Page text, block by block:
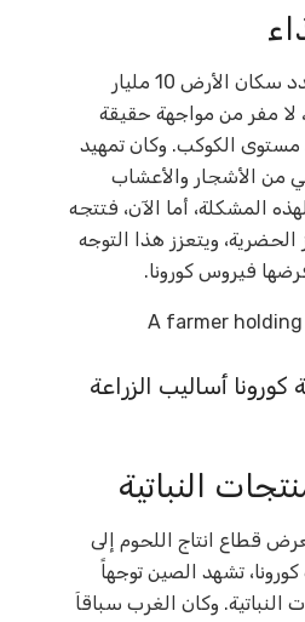
في ظل توقعات ببلوغ عدد سكان الأرض 10 مليار
نسمة بحلول عام 2050، لا مفر من مواجهة حقيقة
مستوى الكوكب. وكان تمهيد
من الأشجار والأعشاب
المشكلة، أما الآن، فتتجه
الحضرية، ويتعزز هذا التوجه
فيروس كورونا.
أساليب الزراعة
النباتية
قطاع انتاج اللحوم إلى
تشهد الصين توجهاً
النباتية. وكان الغرب سباقاَ